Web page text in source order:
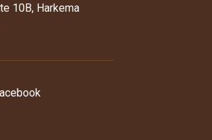
10B, Harkema